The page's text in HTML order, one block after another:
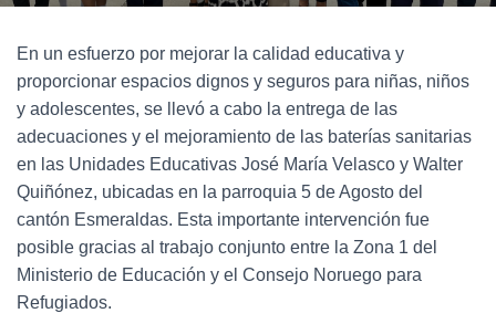
En un esfuerzo por mejorar la calidad educativa y
proporcionar espacios dignos y seguros para niñas, niños
y adolescentes, se llevó a cabo la entrega de las
adecuaciones y el mejoramiento de las baterías sanitarias
en las Unidades Educativas José María Velasco y Walter
Quiñónez, ubicadas en la parroquia 5 de Agosto del
cantón Esmeraldas. Esta importante intervención fue
posible gracias al trabajo conjunto entre la Zona 1 del
Ministerio de Educación y el Consejo Noruego para
Refugiados.